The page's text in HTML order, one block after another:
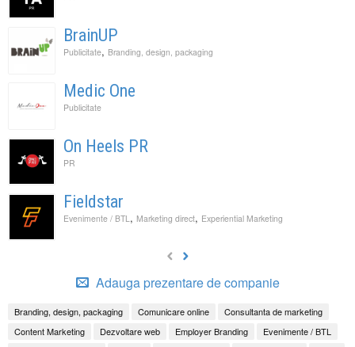
BrainUP
Publicitate, Branding, design, packaging
Medic One
Publicitate
On Heels PR
PR
Fieldstar
Evenimente / BTL, Marketing direct, Experiential Marketing
Adauga prezentare de companie
Branding, design, packaging Comunicare online
Consultanta de marketing
Content Marketing
Dezvoltare web Employer Branding
Evenimente / BTL